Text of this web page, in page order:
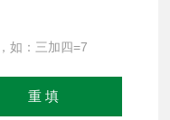
如：三加四=7